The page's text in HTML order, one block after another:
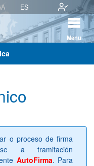
ES
Menu
o proceso de firma
a tramitación
AutoFirma. Para